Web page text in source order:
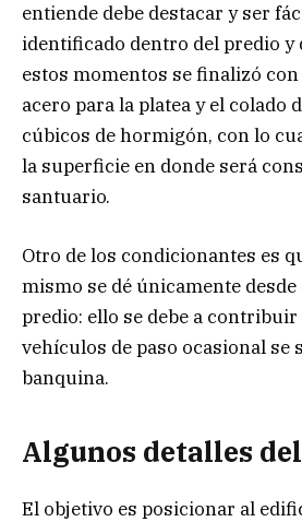
entiende debe destacar y ser
identificado dentro del predio y
estos momentos se finalizó
acero para la platea y el colado
cúbicos de hormigón, con lo
la superficie en donde será
santuario.
Otro de los condicionantes es
mismo se dé únicamente
predio: ello se debe a
vehículos de paso ocasional se
banquina.
Algunos detalles
El objetivo es posicionar al